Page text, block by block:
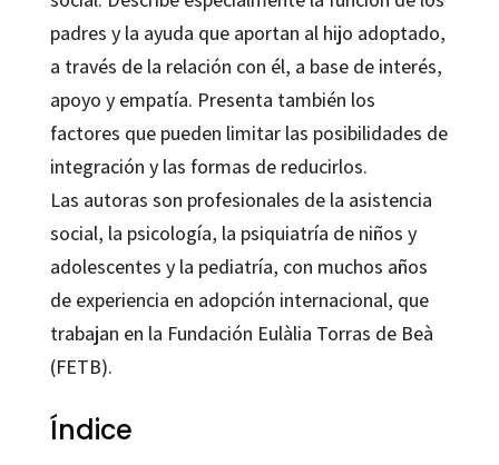
padres y la ayuda que aportan al hijo adoptado,
a través de la relación con él, a base de interés,
apoyo y empatía. Presenta también los
factores que pueden limitar las posibilidades de
integración y las formas de reducirlos.
Las autoras son profesionales de la asistencia
social, la psicología, la psiquiatría de niños y
adolescentes y la pediatría, con muchos años
de experiencia en adopción internacional, que
trabajan en la Fundación Eulàlia Torras de Beà
(FETB).
Índice